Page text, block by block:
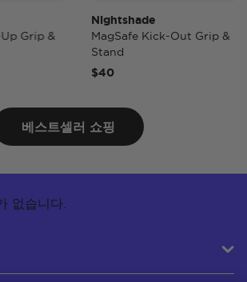
Grip &
Nightshade
MagSafe Kick-Out Grip &
Stand
$40
베스트셀러 쇼핑
없습니다.